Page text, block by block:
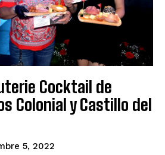
Cocktail de
Colonial y Castillo del
5, 2022